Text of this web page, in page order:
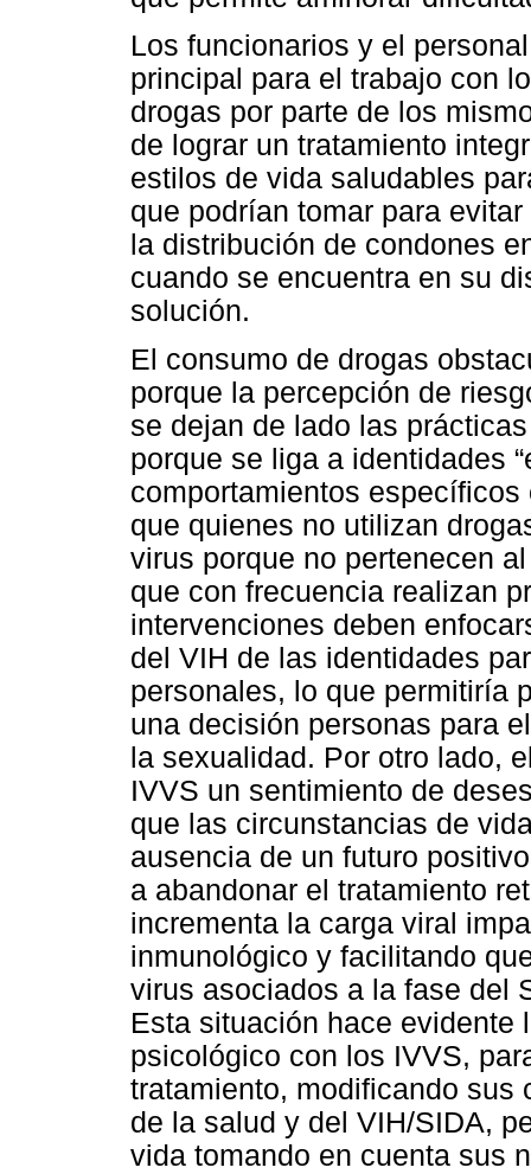
Los funcionarios y el
principal para el trabajo con
drogas por parte de los
de lograr un tratamiento
estilos de vida saludables
que podrían tomar para
la distribución de condones
cuando se encuentra en su
solución.
El consumo de drogas
porque la percepción de
se dejan de lado las
porque se liga a identidades
comportamientos específicos
que quienes no utilizan
virus porque no pertenecen
que con frecuencia realizan
intervenciones deben
del VIH de las identidades
personales, lo que permitiría
una decisión personas para
la sexualidad. Por otro lado,
IVVS un sentimiento de
que las circunstancias de
ausencia de un futuro
a abandonar el tratamiento
incrementa la carga viral
inmunológico y facilitando
virus asociados a la fase del
Esta situación hace evidente
psicológico con los IVVS,
tratamiento, modificando sus
de la salud y del VIH/SIDA,
vida tomando en cuenta sus